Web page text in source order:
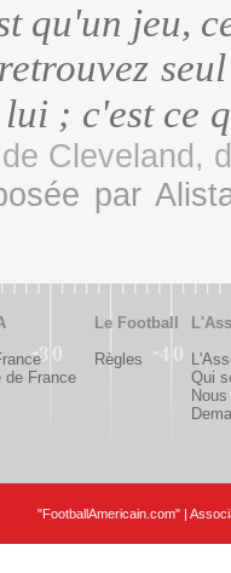
qu'un jeu,
; c'est ce
Cleveland,
par
de France
Le Football
Règles
Qui
"FootballAmericain.com" |